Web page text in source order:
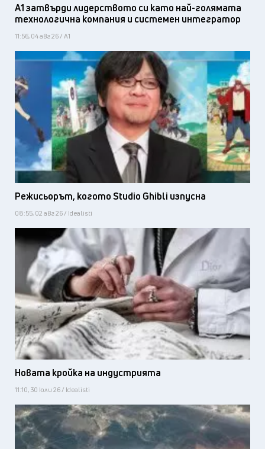
А1 затвърди лидерството си като най-голямата
технологична компания и системен интегратор
11:56, 04 авг 26 / А1
Режисьорът, когото Studio Ghibli изпусна
08:55, 02 авг 26 / Idealisti
Новата кройка на индустрията
11:10, 30 юли 26 / Idealisti